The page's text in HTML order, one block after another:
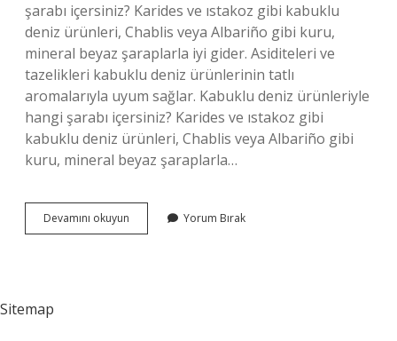
şarabı içersiniz? Karides ve ıstakoz gibi kabuklu
deniz ürünleri, Chablis veya Albariño gibi kuru,
mineral beyaz şaraplarla iyi gider. Asiditeleri ve
tazelikleri kabuklu deniz ürünlerinin tatlı
aromalarıyla uyum sağlar. Kabuklu deniz ürünleriyle
hangi şarabı içersiniz? Karides ve ıstakoz gibi
kabuklu deniz ürünleri, Chablis veya Albariño gibi
kuru, mineral beyaz şaraplarla…
Devamını okuyun
Ürünleri
Yorum Bırak
Sitemap